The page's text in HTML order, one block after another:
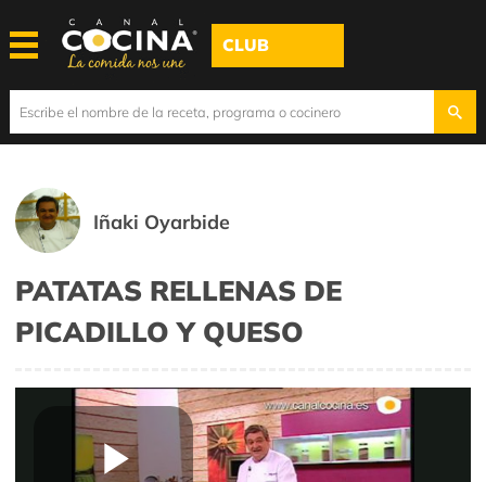
CLUB
Iñaki Oyarbide
PATATAS RELLENAS DE
PICADILLO Y QUESO